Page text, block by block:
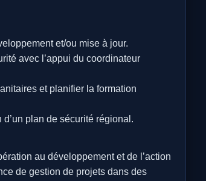
et/ou mise à jour.
avec l’appui du coordinateur
et planifier la formation
plan de sécurité régional.
au développement et de l’action
de gestion de projets dans des